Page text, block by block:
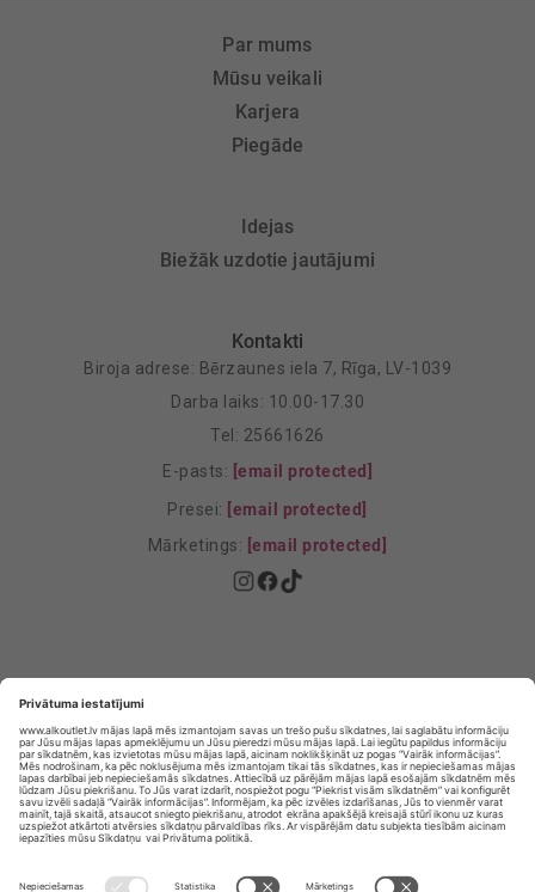
Par mums
Mūsu veikali
Karjera
Piegāde
Idejas
Biežāk uzdotie jautājumi
Kontakti
Biroja adrese: Bērzaunes iela 7, Rīga, LV-1039
Darba laiks: 10.00-17.30
Tel: 25661626
E-pasts: [email protected]
Presei: [email protected]
Mārketings: [email protected]
Privātuma Iestatījumi
E-veikala lietošanas noteikumi